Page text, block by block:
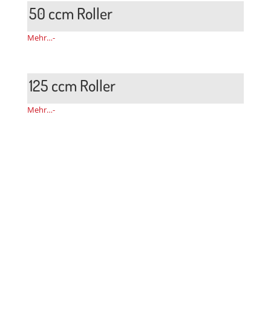
50 ccm Roller
Mehr…-
125 ccm Roller
Mehr…-